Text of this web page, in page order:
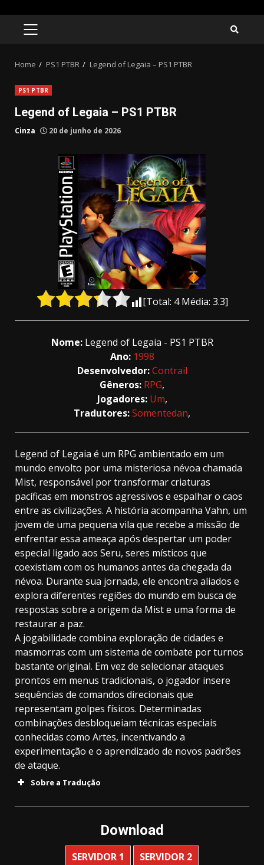
PRIMARY
Home PS1 PTBR Legend of Legaia – PS1 PTBR
PS1 PTBR
Legend of Legaia – PS1 PTBR
Cinza 20 de junho de 2026
[Total: 4Média: 3.3]
Nome: Legend of Legaia - PS1 PTBR
Ano: 1998
Desenvolvedor:Contrail
Gêneros: RPG,
Jogadores: Um,
Tradutores:Somentedan,
Legend of Legaia é um RPG ambientado em um
mundo envolto por uma misteriosa névoa chamada
Mist, responsável por transformar criaturas
pacíficas em monstros agressivos e espalhar o caos
entre as civilizações. A história acompanha Vahn, um
jovem de uma pequena vila que recebe a missão de
enfrentar essa ameaça após despertar um poder
especial ligado aos Seru, seres místicos que
coexistiam com os humanos antes da chegada da
névoa. Durante sua jornada, ele encontra aliados e
explora diferentes regiões do mundo em busca de
respostas sobre a origem da Mist e uma forma de
restaurar a paz.
A jogabilidade combina exploração de cidades e
masmorras com um sistema de combate por turnos
bastante original. Em vez de selecionar ataques
prontos em menus tradicionais, o jogador insere
sequências de comandos direcionais que
representam golpes físicos. Determinadas
combinações desbloqueiam técnicas especiais
conhecidas como Artes, incentivando a
experimentação e o aprendizado de novos padrões
de ataque.
Sobre a Tradução
Download
SERVIDOR 1 SERVIDOR 2